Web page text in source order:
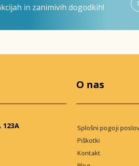
in zanimivih dogodkih!
123A
O nas
Splošni pogoji
Piškotki
Kontakt